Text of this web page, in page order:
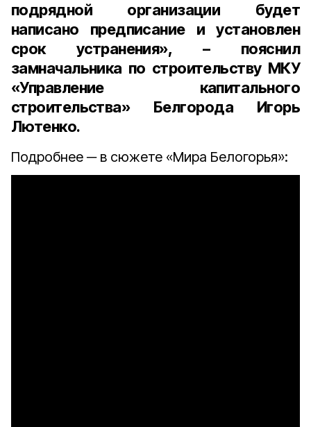
подрядной организации будет
написано предписание и установлен
срок устранения», – пояснил
замначальника по строительству МКУ
«Управление капитального
строительства» Белгорода Игорь
Лютенко.
Подробнее ─ в сюжете «Мира Белогорья»: